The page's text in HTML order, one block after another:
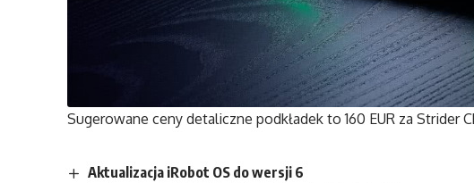
Sugerowane ceny detaliczne podkładek to 160 EUR za Strider
Aktualizacja iRobot OS do wersji 6